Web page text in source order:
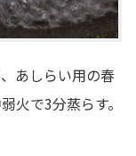
あしらい用の春
火で3分蒸らす。